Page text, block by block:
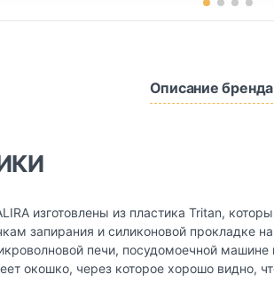
Описание бренда
изготовлены из пластика Tritan,
запирания и силиконовой прокладке
печи, посудомоечной
окошко, через которое хорошо видно,